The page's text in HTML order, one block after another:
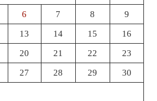
6 7 8 9
13 14 15 16
20 21 22 23
27 28 29 30